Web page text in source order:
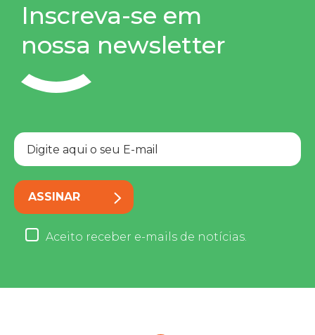
Inscreva-se em
nossa newsletter
ASSINAR
Aceito receber e-mails de notícias.